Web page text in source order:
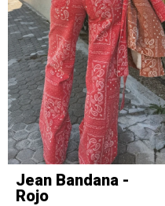
Jean Bandana -
Rojo